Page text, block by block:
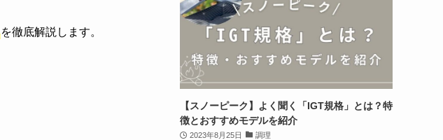
を徹底解説します。
【スノーピーク】よく聞く「IGT規格」とは？特
徴とおすすめモデルを紹介
2023年8月25日 調理